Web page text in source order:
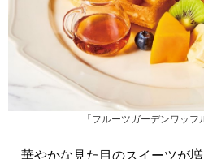
「フルーツガーデンワッ
華やかな見た目のスイーツが